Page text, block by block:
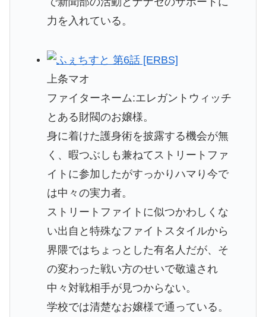
力を入れている。
上条マオ
ファイターネーム:エレガントウィッチ
とある財閥のお嬢様。
身に着けた護身術を披露する機会が無
く、暇つぶしも兼ねてストリートファ
イトに参加したがすっかりハマり今で
は中々の実力者。
ストリートファイトに似つかわしくな
い出自と特殊なファイトスタイルから
界隈ではちょっとした有名人だが、そ
の変わった戦い方のせいで敬遠され
中々対戦相手が見つからない。
学校では清楚なお嬢様で通っている。